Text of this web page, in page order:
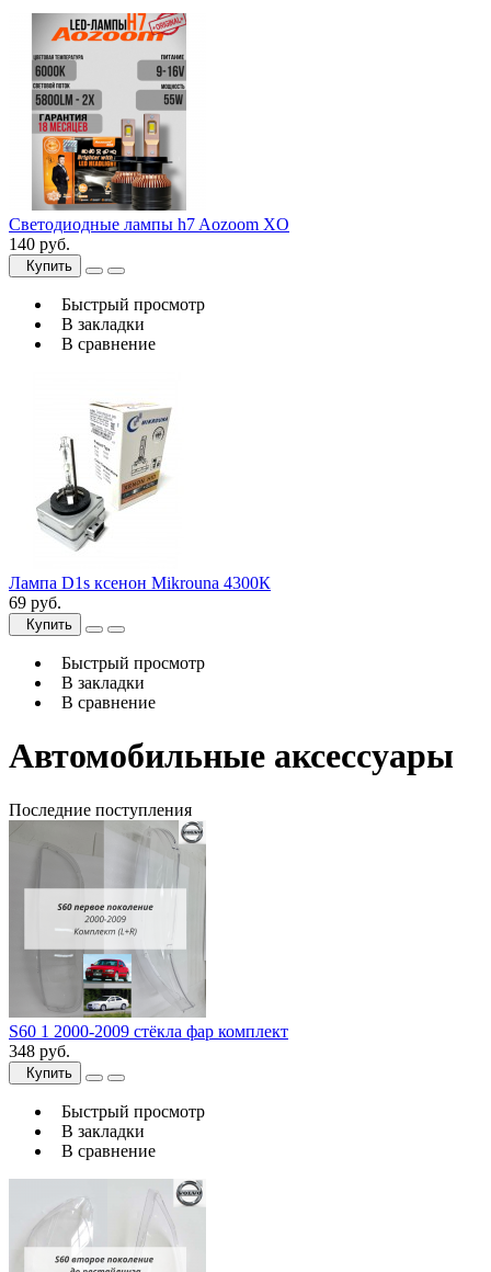
Светодиодные лампы h7 Aozoom XO
140 руб.
Купить
Быстрый просмотр
В закладки
В сравнение
Лампа D1s ксенон Mikrouna 4300К
69 руб.
Купить
Быстрый просмотр
В закладки
В сравнение
Автомобильные аксессуары
Последние поступления
S60 1 2000-2009 стёкла фар комплект
348 руб.
Купить
Быстрый просмотр
В закладки
В сравнение